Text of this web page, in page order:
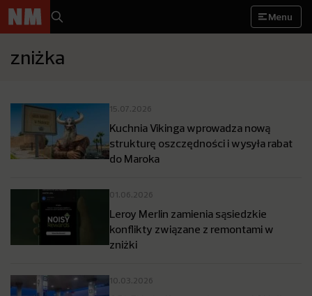
Menu
zniżka
15.07.2026
Kuchnia Vikinga wprowadza nową
strukturę oszczędności i wysyła rabat
do Maroka
01.06.2026
Leroy Merlin zamienia sąsiedzkie
konflikty związane z remontami w
zniżki
10.03.2026